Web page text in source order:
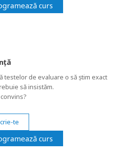
curs
testelor de evaluare o să știm exact
să insistăm.
te
curs